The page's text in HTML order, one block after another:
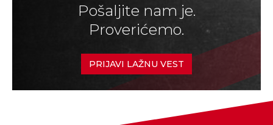
Pošaljite nam je.
Proverićemo.
PRIJAVI LAŽNU VEST